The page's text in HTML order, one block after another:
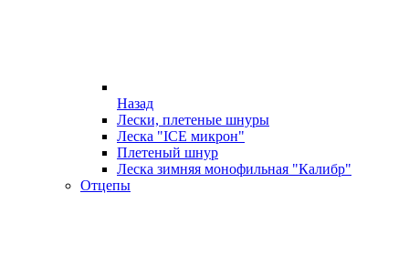
Назад
Лески, плетеные шнуры
Леска "ICE микрон"
Плетеный шнур
Леска зимняя монофильная "Калибр"
Отцепы